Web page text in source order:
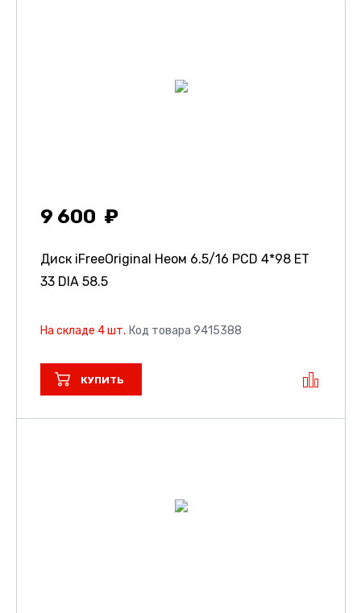
9 600
Диск iFreeOriginal Неом 6.5/16 PCD 4*98 ET
33 DIA 58.5
На складе 4 шт. Код товара 9415388
КУПИТЬ